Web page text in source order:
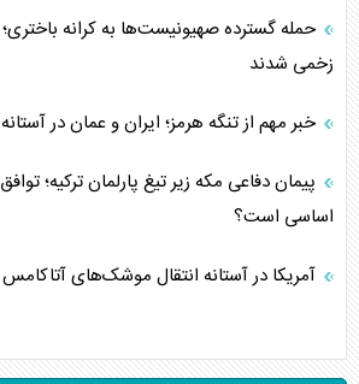
زخمی شدند
خبر مهم از تنگه هرمز؛ ایران و عمان در
پیمان دفاعی مکه زیر تیغ پارلمان ترکیه؛
اساسی است؟
آمریکا در آستانه انتقال موشک‌های آتاکامس